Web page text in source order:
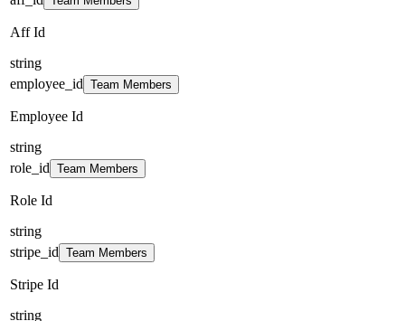
Aff Id
string
employee_id Team Members
Employee Id
string
role_id Team Members
Role Id
string
stripe_id Team Members
Stripe Id
string